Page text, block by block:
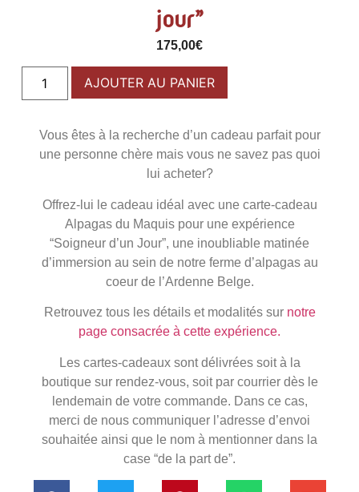
jour”
175,00€
AJOUTER AU PANIER
Vous êtes à la recherche d’un cadeau parfait pour
une personne chère mais vous ne savez pas quoi
lui acheter?
Offrez-lui le cadeau idéal avec une carte-cadeau
Alpagas du Maquis pour une expérience
“Soigneur d’un Jour”, une inoubliable matinée
d’immersion au sein de notre ferme d’alpagas au
coeur de l’Ardenne Belge.
Retrouvez tous les détails et modalités sur notre
page consacrée à cette expérience.
Les cartes-cadeaux sont délivrées soit à la
boutique sur rendez-vous, soit par courrier dès le
lendemain de votre commande. Dans ce cas,
merci de nous communiquer l’adresse d’envoi
souhaitée ainsi que le nom à mentionner dans la
case “de la part de”.